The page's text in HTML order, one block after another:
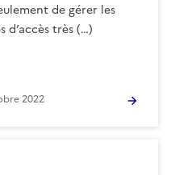
de gérer les
d’accès très (…)
2022